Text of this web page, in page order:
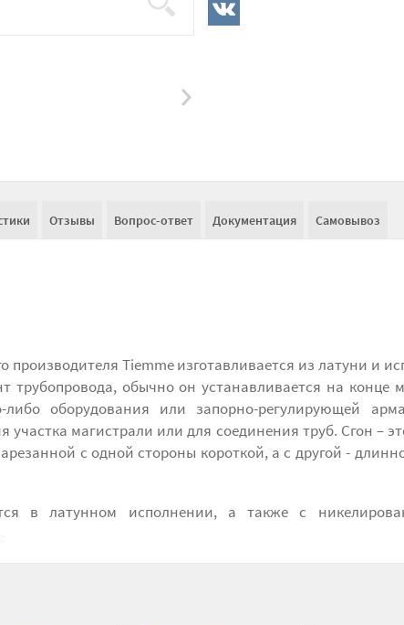
Отзывы Вопрос-ответ Документация Самовывоз
производителя Tiemme изготавливается из латуни и
трубопровода, обычно он устанавливается на конце
либо оборудования или запорно-регулирующей
магистрали или для соединения труб. Сгон –
с одной стороны короткой, а с другой -
в латунном исполнении, а также с